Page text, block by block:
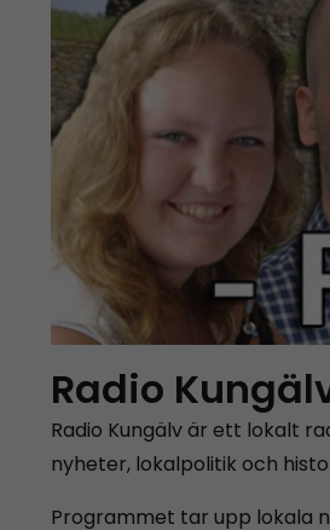
Radio
Radio Kungälv är ett lokalt
nyheter, lokalpolitik och
Programmet tar upp lokala